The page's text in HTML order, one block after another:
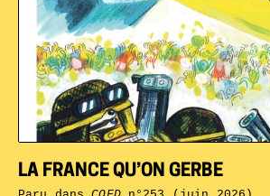
LA FRANCE QU’ON GERBE